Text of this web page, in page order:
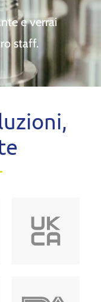
e verrai
staff.